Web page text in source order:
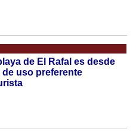
de El Rafal es desde
de uso preferente